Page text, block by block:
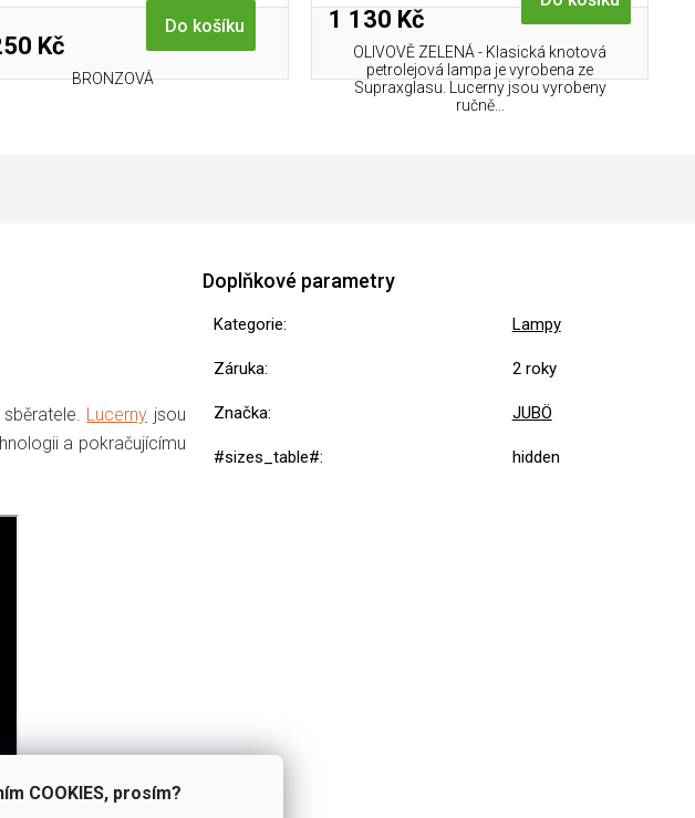
COOKIES, prosím?
Kč
Do košíku
BRONZOVÁ
1 130 Kč
OLIVOVĚ ZELENÁ - Klasická knotová
petrolejová lampa je vyrobena ze
Supraxglasu. Lucerny jsou vyrobeny
ručně...
Lucerny jsou
a pokračujícímu
Doplňkové parametry
Kategorie: Lampy
Záruka: 2 roky
Značka: JUBÖ
#sizes_table#: hidden